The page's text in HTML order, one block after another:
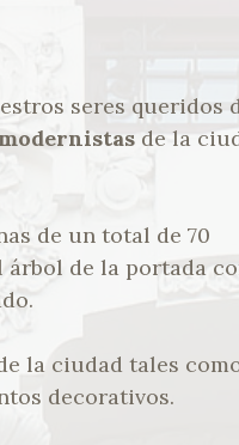
seres queridos
modernistas de la
de un total de 70
de la portada
la ciudad tales
decorativos.